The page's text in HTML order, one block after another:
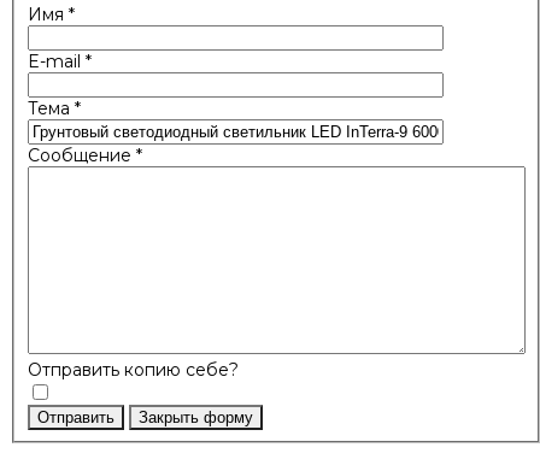
Имя *
E-mail *
Тема *
Сообщение *
Отправить копию себе?
Отправить Закрыть форму